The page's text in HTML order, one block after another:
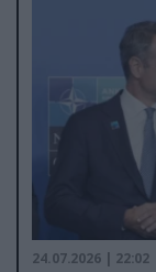
24.07.2026 | 22:02